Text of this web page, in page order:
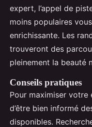
expert, l’appel de
moins populaires
enrichissante. Les
trouveront des
pleinement la beauté
Conseils pratiques
Pour maximiser votre
d’être bien informé
disponibles.